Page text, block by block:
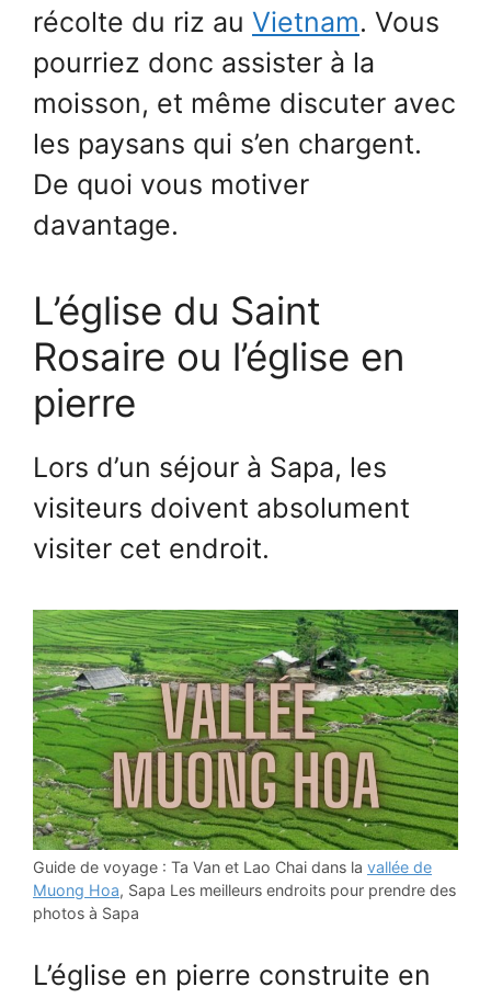
récolte du riz au Vietnam. Vous
pourriez donc assister à la
moisson, et même discuter avec
les paysans qui s’en chargent.
De quoi vous motiver
davantage.
L’église du Saint
Rosaire ou l’église en
pierre
Lors d’un séjour à Sapa, les
visiteurs doivent absolument
visiter cet endroit.
Guide de voyage : Ta Van et Lao Chai dans la vallée de
Muong Hoa, Sapa Les meilleurs endroits pour prendre des
photos à Sapa
L’église en pierre construite en